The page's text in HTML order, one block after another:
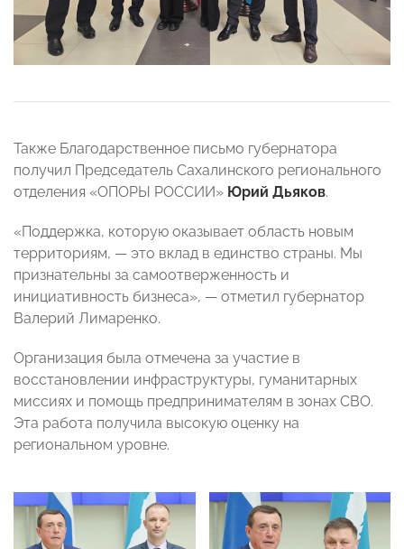
Также Благодарственное письмо губернатора
получил Председатель Сахалинского регионального
отделения «ОПОРЫ РОССИИ» Юрий Дьяков.
«Поддержка, которую оказывает область новым
территориям, — это вклад в единство страны. Мы
признательны за самоотверженность и
инициативность бизнеса», — отметил губернатор
Валерий Лимаренко.
Организация была отмечена за участие в
восстановлении инфраструктуры, гуманитарных
миссиях и помощь предпринимателям в зонах СВО.
Эта работа получила высокую оценку на
региональном уровне.